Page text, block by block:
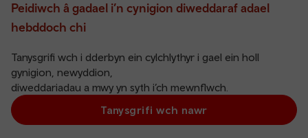
Peidiwch â gadael i’n cynigion diweddaraf adael
hebddoch chi
Tanysgrifi wch i dderbyn ein cylchlythyr i gael ein holl
gynigion, newyddion,
diweddariadau a mwy yn syth i’ch mewnflwch.
Tanysgrifi wch nawr